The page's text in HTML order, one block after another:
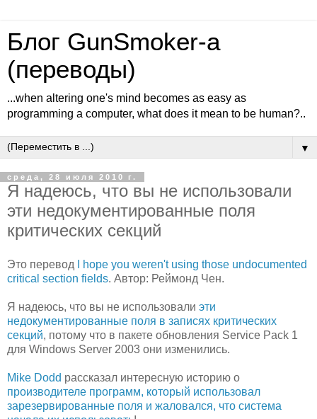
Блог GunSmoker-а
(переводы)
...when altering one's mind becomes as easy as
programming a computer, what does it mean to be human?..
▼
среда, 28 июля 2010 г.
Я надеюсь, что вы не использовали
эти недокументированные поля
критических секций
Это перевод
I hope you weren't using those undocumented
critical section fields. Автор: Реймонд Чен.
Я надеюсь, что вы не использовали эти
недокументированные поля в записях критических
секций, потому что в пакете обновления Service Pack 1
для Windows Server 2003 они изменились.
Mike Dodd рассказал интересную историю о
производителе программ, который использовал
зарезервированные поля и жаловался, что система